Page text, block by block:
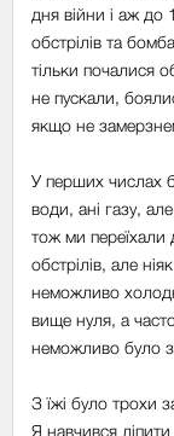
дня війни і аж до
обстрілів та
тільки почалися
не пускали,
якщо не
У перших числах
води, ані газу,
тож ми
обстрілів, але
неможливо
вище нуля, а
неможливо було
З їжі було трохи
Я навчився